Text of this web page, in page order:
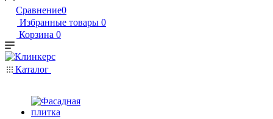
Сравнение0
Избранные товары 0
Корзина 0
Каталог